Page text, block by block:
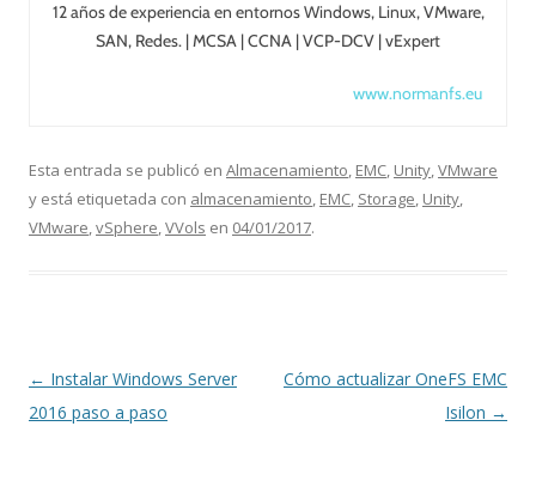
12 años de experiencia en entornos Windows, Linux, VMware,
SAN, Redes. | MCSA | CCNA | VCP-DCV | vExpert
www.normanfs.eu
Esta entrada se publicó en Almacenamiento, EMC, Unity,VMware
y está etiquetada con almacenamiento, EMC, Storage, Unity,
VMware,vSphere,VVols en 04/01/2017.
Navegación
de
← Instalar Windows Server
2016 paso a paso
Cómo actualizar OneFS EMC
Isilon →